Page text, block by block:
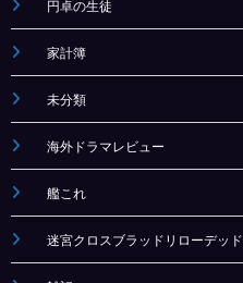
円卓の生徒
家計簿
未分類
海外ドラマレビュー
艦これ
迷宮クロスブラッドリローデッド